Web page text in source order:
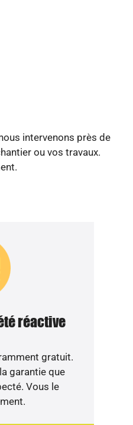
intervenons près de
ou vos travaux.
réactive
gratuit.
garantie que
Vous le